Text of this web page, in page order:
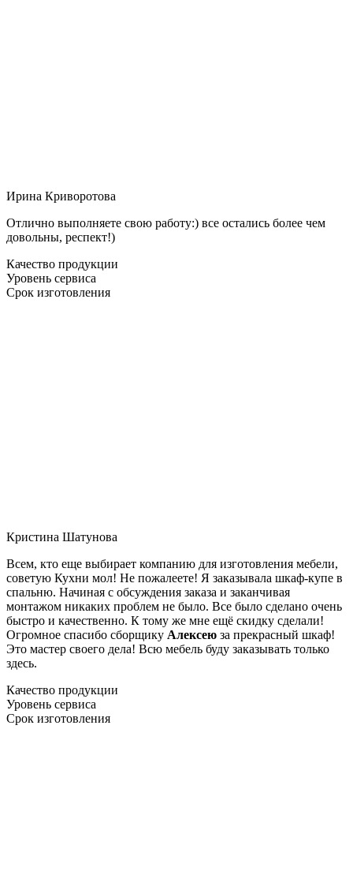
Ирина Криворотова
Отлично выполняете свою работу:) все остались более чем
довольны, респект!)
Качество продукции
Уровень сервиса
Срок изготовления
Кристина Шатунова
Всем, кто еще выбирает компанию для изготовления мебели,
советую Кухни мол! Не пожалеете! Я заказывала шкаф-купе в
спальню. Начиная с обсуждения заказа и заканчивая
монтажом никаких проблем не было. Все было сделано очень
быстро и качественно. К тому же мне ещё скидку сделали!
Огромное спасибо сборщику Алексею за прекрасный шкаф!
Это мастер своего дела! Всю мебель буду заказывать только
здесь.
Качество продукции
Уровень сервиса
Срок изготовления